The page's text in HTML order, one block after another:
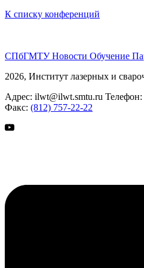
К списку конференций
СПбГМТУНовости Обучение
2026, Институт лазерных и
Адрес: ilwt@ilwt.smtu.ru Телефон:
Факс: (812) 757-22-22